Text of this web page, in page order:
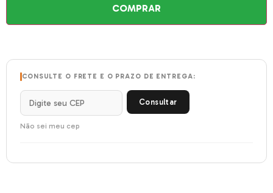
COMPRAR
CONSULTE O FRETE E O PRAZO DE ENTREGA:
Consultar
Não sei meu cep